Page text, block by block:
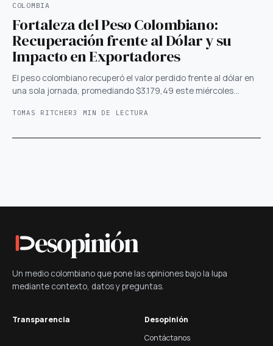
COLOMBIA
Fortaleza del Peso Colombiano:
Recuperación frente al Dólar y su
Impacto en Exportadores
El peso colombiano recuperó el valor perdido frente al dólar en
una sola jornada, promediando $3.179,49 este miércoles…
TOMAS RITCHER3 MIN DE LECTURA
esopinión
Un medio colombiano que pone las opiniones bajo la lupa
mediante contexto, datos y preguntas.
Transparencia
Desopinión
Contáctanos